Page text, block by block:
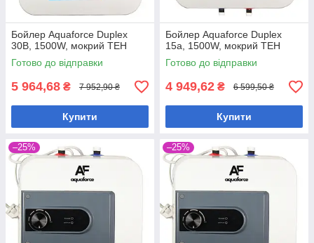
Бойлер Aquaforce Duplex
30B, 1500W, мокрий ТЕН
Готово до відправки
5 964,68 ₴ 7 952,90 ₴
Купити
Бойлер Aquaforce Duplex
15а, 1500W, мокрий ТЕН
Готово до відправки
4 949,62 ₴ 6 599,50 ₴
Купити
–25% –25%